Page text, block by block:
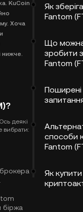
KuCoin
Хоча
нижче.
деякі
вибрати:
біржа
Як
Fantom
Що
зробити з
Fantom
Поширені
способи
Fantom
Як купити